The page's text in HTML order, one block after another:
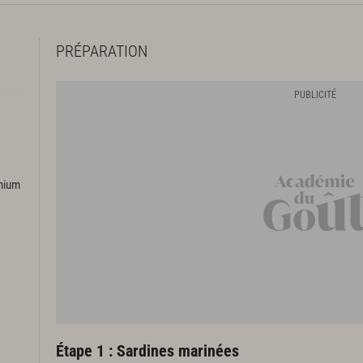
PRÉPARATION
Étape 1 : Sardines marinées